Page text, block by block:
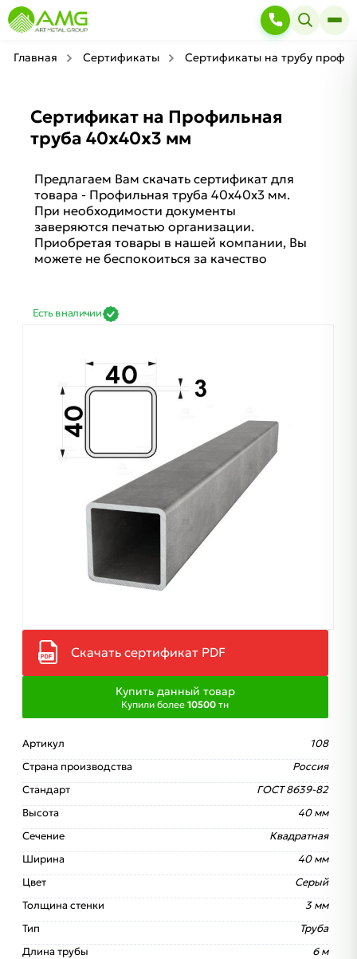
Главная Сертификаты Сертификаты на трубу
Сертификат на Профильная
труба 40х40х3 мм
Предлагаем Вам скачать сертификат для
товара - Профильная труба 40х40х3 мм.
При необходимости документы
заверяются печатью организации.
Приобретая товары в нашей компании, Вы
можете не беспокоиться за качество
Есть в наличии
Скачать сертификат PDF
Купить данный товар
Купили более10500 тн
Артикул
108
Страна производства
Россия
Стандарт
ГОСТ 8639-82
Высота
40 мм
Сечение
Квадратная
Ширина
40 мм
Цвет
Серый
Толщина стенки
3 мм
Тип
Труба
Длина трубы
6 м